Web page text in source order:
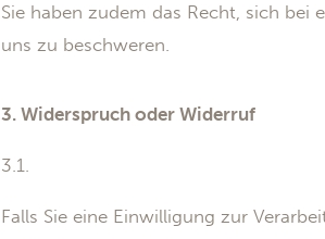
Sie haben zudem das Recht, sich
uns zu beschweren.
3. Widerspruch oder Widerruf
3.1.
Falls Sie eine Einwilligung zur